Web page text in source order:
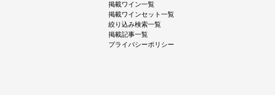
掲載ワイン一覧
掲載ワインセット一覧
絞り込み検索一覧
掲載記事一覧
プライバシーポリシー